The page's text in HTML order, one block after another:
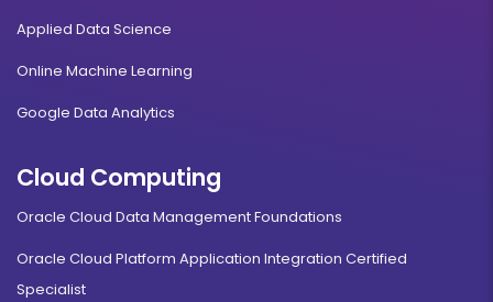
Applied Data Science
Online Machine Learning
Google Data Analytics
Cloud Computing
Oracle Cloud Data Management Foundations
Oracle Cloud Platform Application Integration Certified
Specialist